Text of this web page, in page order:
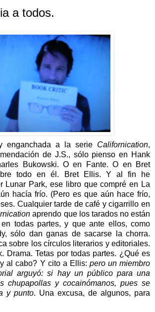
a todos.
enganchada a la serie Californication,
de J.S., sólo pienso en Hank
Bukowski. O en Fante. O en Bret
todo en él. Bret Ellis. Y al fin he
Lunar Park, ese libro que compré en La
hacía frío. (Pero es que aún hace frío,
Cualquier tarde de café y cigarrillo en
aprendo que los tarados no están
todas partes, y que ante ellos, como
sólo dan ganas de sacarse la chorra.
sobre los círculos literarios y editoriales.
Drama. Tetas por todas partes. ¿Qué es
al cabo? Y cito a Ellis: pero un miembro
arguyó: si hay un público para una
chupapollas y cocainómanos, pues se
y punto. Una excusa, de algunos, para